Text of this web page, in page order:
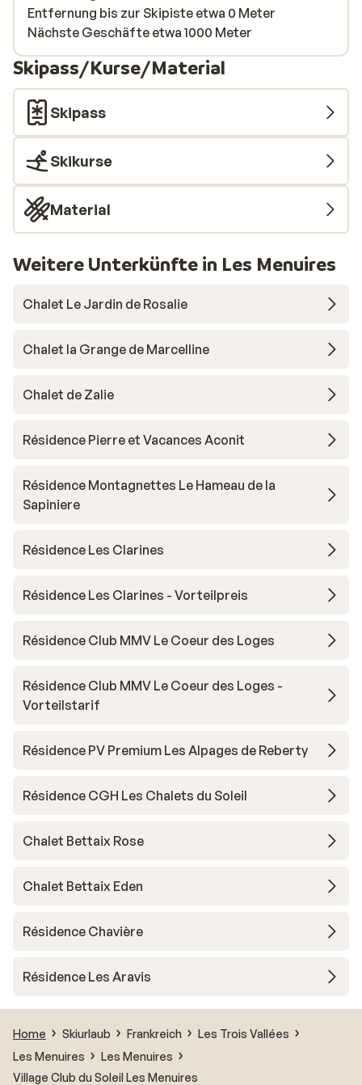
Entfernung bis zur Skipiste etwa 0 Meter
Nächste Geschäfte etwa 1000 Meter
Skipass/Kurse/Material
Skipass
Skikurse
Material
Weitere Unterkünfte in Les Menuires
Chalet Le Jardin de Rosalie
Chalet la Grange de Marcelline
Chalet de Zalie
Résidence Pierre et Vacances Aconit
Résidence Montagnettes Le Hameau de la
Sapiniere
Résidence Les Clarines
Résidence Les Clarines - Vorteilpreis
Résidence Club MMV Le Coeur des Loges
Résidence Club MMV Le Coeur des Loges -
Vorteilstarif
Résidence PV Premium Les Alpages de Reberty
Résidence CGH Les Chalets du Soleil
Chalet Bettaix Rose
Chalet Bettaix Eden
Résidence Chavière
Résidence Les Aravis
Home Skiurlaub Frankreich
Les Trois Vallées
Les Menuires
Les Menuires
Village Club du Soleil Les Menuires